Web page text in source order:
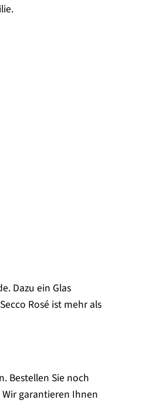
Dazu ein Glas
Rosé ist mehr als
Bestellen Sie noch
garantieren Ihnen